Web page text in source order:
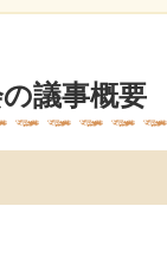
議事概要